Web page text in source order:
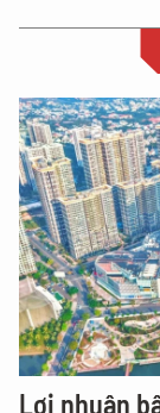
Lợi nhuận